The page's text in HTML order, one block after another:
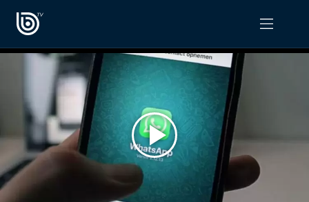
PROGRAMAS
Radiograma
Expreso Bío Bío
Podría Ser Peor
OPINIÓN
PODCAST RADIOGRAMA